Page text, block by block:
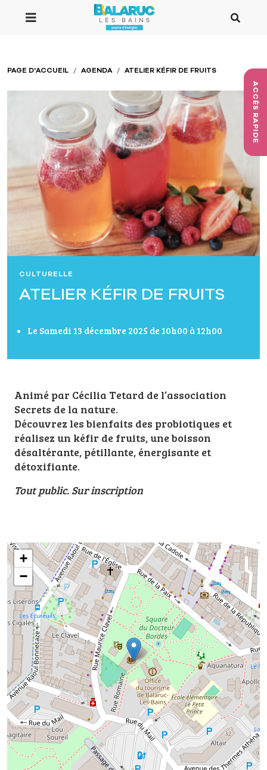
ACCÈS RAPIDE
PAGE D'ACCUEIL AGENDA ATELIER KÉFIR DE FRUITS
CULTURELLE
ATELIER KÉFIR DE FRUITS
Le Samedi 13 décembre 2025 de 10h00 à 12h00
Animé par Cécilia Tetard de l’association
Secrets de la nature.
Découvrez les bienfaits des probiotiques et
réalisez un kéfir de fruits, une boisson
désaltérante, pétillante, énergisante et
détoxifiante.
Tout public. Sur inscription
+
−